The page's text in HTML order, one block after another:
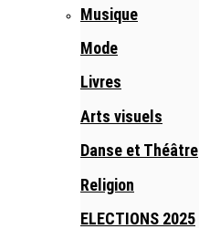
Musique
Mode
Livres
Arts visuels
Danse et Théâtre
Religion
ELECTIONS 2025